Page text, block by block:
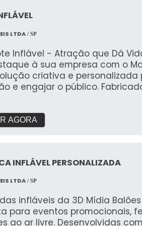
LTDA / SP
Inflável - Atração que Dá
à sua empresa com o
criativa e personalizada
e engajar o público.
trazendo seu personagem
estilo. ✔ Identidade Visual
design fiel e acabamento
para Eventos: Ideal para
de produtos e ações ao
Inflável chama a atenção
✔ Engajamento e Memorização:
inflável cria uma
AGORA
INFLÁVEL PERSONALIZADA
LTDA / SP
infláveis da 3D Mídia
para eventos promocionais,
ao ar livre. Desenvolvidas